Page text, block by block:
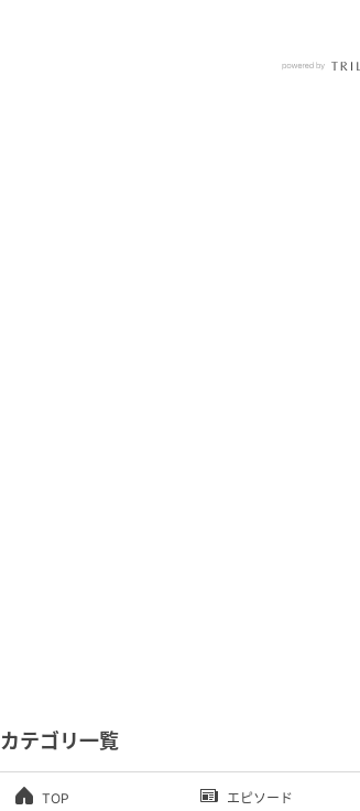
カテゴリ一覧
TOP エピソード